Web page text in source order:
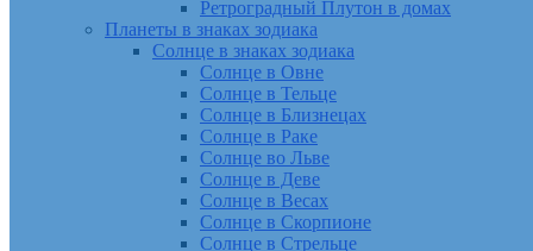
Ретроградный Плутон в домах
Планеты в знаках зодиака
Солнце в знаках зодиака
Солнце в Овне
Солнце в Тельце
Солнце в Близнецах
Солнце в Раке
Солнце во Льве
Солнце в Деве
Солнце в Весах
Солнце в Скорпионе
Солнце в Стрельце